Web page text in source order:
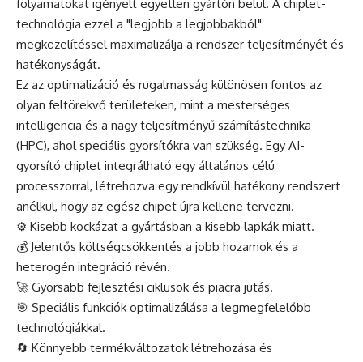
folyamatokat igényelt egyetlen gyártón belül. A chiplet-
technológia ezzel a "legjobb a legjobbakból"
megközelítéssel maximalizálja a rendszer teljesítményét és
hatékonyságát.
Ez az optimalizáció és rugalmasság különösen fontos az
olyan feltörekvő területeken, mint a mesterséges
intelligencia és a nagy teljesítményű számítástechnika
(HPC), ahol speciális gyorsítókra van szükség. Egy AI-
gyorsító chiplet integrálható egy általános célú
processzorral, létrehozva egy rendkívül hatékony rendszert
anélkül, hogy az egész chipet újra kellene tervezni.
⚙️ Kisebb kockázat a gyártásban a kisebb lapkák miatt.
💰 Jelentős költségcsökkentés a jobb hozamok és a
heterogén integráció révén.
🚀 Gyorsabb fejlesztési ciklusok és piacra jutás.
🎯 Speciális funkciók optimalizálása a legmegfelelőbb
technológiákkal.
🔄 Könnyebb termékváltozatok létrehozása és